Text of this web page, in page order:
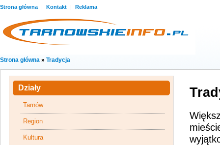
Strona główna | Kontakt | Reklama
Strona główna » Tradycja
Działy
Tarnów
Region
Kultura